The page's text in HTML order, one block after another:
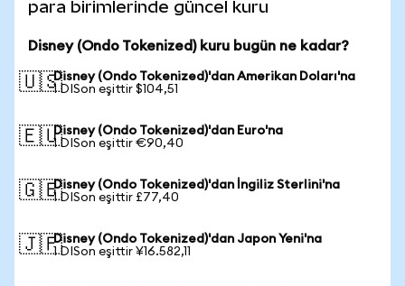
para birimlerinde güncel kuru
Disney (Ondo Tokenized) kuru bugün ne kadar?
🇺🇸Disney (Ondo Tokenized)'dan Amerikan Doları'na
1 DISon eşittir $104,51
🇪🇺Disney (Ondo Tokenized)'dan Euro'na
1 DISon eşittir €90,40
🇬🇧Disney (Ondo Tokenized)'dan İngiliz Sterlini'na
1 DISon eşittir £77,40
🇯🇵Disney (Ondo Tokenized)'dan Japon Yeni'na
1 DISon eşittir ¥16.582,11